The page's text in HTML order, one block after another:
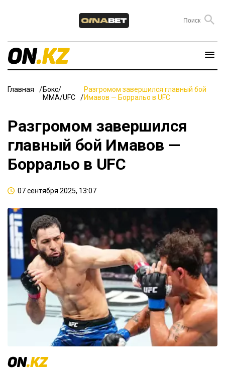
Главная
Бокс/
ММА/UFC
Разгромом завершился главный бой
Имавов — Борральо в UFC
Разгромом завершился
главный бой Имавов —
Борральо в UFC
07 сентября 2025, 13:07